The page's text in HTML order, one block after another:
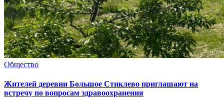
Общество
Жителей деревни Большое Стиклево приглашают на
встречу по вопросам здравоохранения